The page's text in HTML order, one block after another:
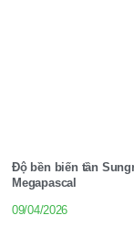
Độ bền biến tần
Megapascal
09/04/2026